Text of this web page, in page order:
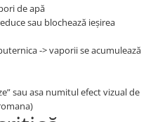
de apă
sau blochează ieșirea
-> vaporii se acumulează
sau asa numitul efect vizual de